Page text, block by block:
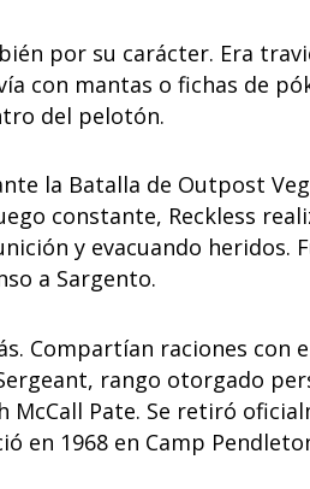
por su carácter. Era
con mantas o fichas de
del pelotón.
la Batalla de Outpost
constante, Reckless
y evacuando heridos.
a Sargento.
Compartían raciones con
rango otorgado
McCall Pate. Se retiró
en 1968 en Camp